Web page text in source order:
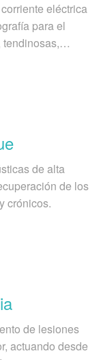
eléctrica
para el
tendinosas,…
de alta
de los
crónicos.
de lesiones
actuando desde